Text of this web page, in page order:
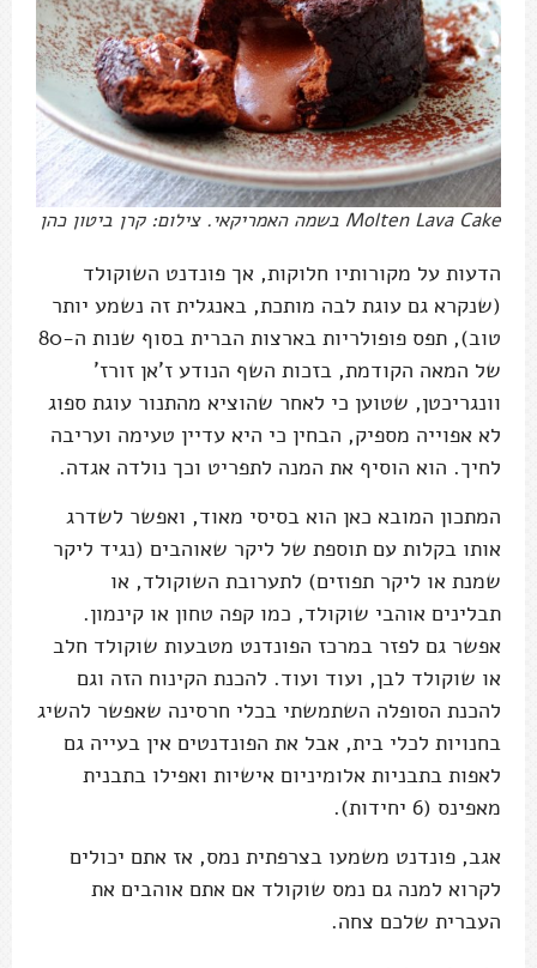
Molten Lava Cake בשמה האמריקאי. צילום: קרן ביטון כהן
הדעות על מקורותיו חלוקות, אך פונדנט השוקולד
(שנקרא גם עוגת לבה מותכת, באנגלית זה נשמע יותר
טוב), תפס פופולריות בארצות הברית בסוף שנות ה-80
של המאה הקודמת, בזכות השף הנודע ז'אן זורז'
וונגריכטן, שטוען כי לאחר שהוציא מהתנור עוגת ספוג
לא אפוייה מספיק, הבחין כי היא עדיין טעימה ועריבה
לחיך. הוא הוסיף את המנה לתפריט וכך נולדה אגדה.
המתכון המובא כאן הוא בסיסי מאוד, ואפשר לשדרג
אותו בקלות עם תוספת של ליקר שאוהבים (נגיד ליקר
שמנת או ליקר תפוזים) לתערובת השוקולד, או
תבלינים אוהבי שוקולד, כמו קפה טחון או קינמון.
אפשר גם לפזר במרכז הפונדנט מטבעות שוקולד חלב
או שוקולד לבן, ועוד ועוד. להכנת הקינוח הזה וגם
להכנת הסופלה השתמשתי בכלי חרסינה שאפשר להשיג
בחנויות לכלי בית, אבל את הפונדנטים אין בעייה גם
לאפות בתבניות אלומיניום אישיות ואפילו בתבנית
מאפינס (6 יחידות).
אגב, פונדנט משמעו בצרפתית נמס, אז אתם יכולים
לקרוא למנה גם נמס שוקולד אם אתם אוהבים את
העברית שלכם צחה.